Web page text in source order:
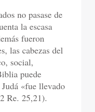
no pasase de
la escasa
fueron
las cabezas del
social,
puede
«fue llevado
Re. 25,21).